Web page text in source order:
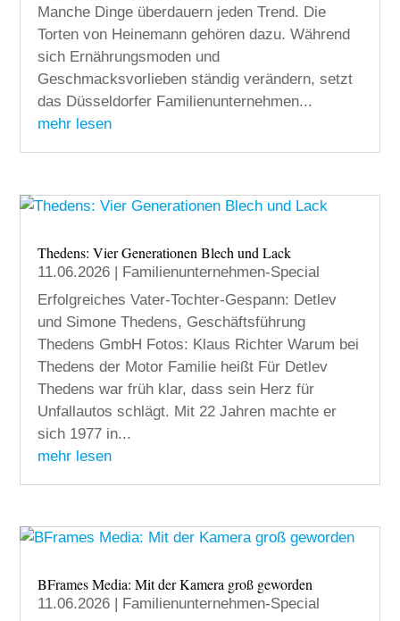
Manche Dinge überdauern jeden Trend. Die
Torten von Heinemann gehören dazu. Während
sich Ernährungsmoden und
Geschmacksvorlieben ständig verändern, setzt
das Düsseldorfer Familienunternehmen...
mehr lesen
Thedens: Vier Generationen Blech und Lack
11.06.2026 | Familienunternehmen-Special
Erfolgreiches Vater-Tochter-Gespann: Detlev
und Simone Thedens, Geschäftsführung
Thedens GmbH Fotos: Klaus Richter Warum bei
Thedens der Motor Familie heißt Für Detlev
Thedens war früh klar, dass sein Herz für
Unfallautos schlägt. Mit 22 Jahren machte er
sich 1977 in...
mehr lesen
BFrames Media: Mit der Kamera groß geworden
11.06.2026 | Familienunternehmen-Special